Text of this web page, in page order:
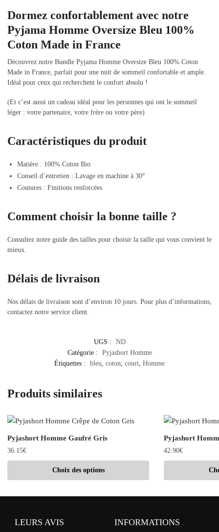
Dormez confortablement avec notre
Pyjama Homme Oversize Bleu 100%
Coton Made in France
Découvrez notre Bundle Pyjama Homme Oversize Bleu 100% Coton
Made in France, parfait pour une nuit de sommeil confortable et ample.
Idéal pour ceux qui recherchent le confort absolu !
(Et c’est aussi un cadeau idéal pour les personnes qui ont le sommeil
léger : votre partenaire, votre frère ou votre père)
Caractéristiques du produit
Matière : 100% Coton Bio
Conseil d’entretien : Lavage en machine à 30°
Coutures : Finitions renforcées
Comment choisir la bonne taille ?
Consultez notre guide des tailles pour choisir la taille qui vous convient le
mieux.
Délais de livraison
Nos délais de livraison sont d’environ 10 jours. Pour plus d’informations,
contactez notre service client.
UGS :
ND
Catégorie :
Pyjashort Homme
Étiquettes :
bleu, coton, court, Homme
Produits similaires
Pyjashort Homme Gaufré Gris
36.15€
Choix des options
Pyjashort
42.90€
LEURS AVIS INFORMATIONS